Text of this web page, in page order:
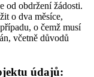
od obdržení žádosti.
o dva měsíce,
o čemž musí
včetně důvodů
údajů: